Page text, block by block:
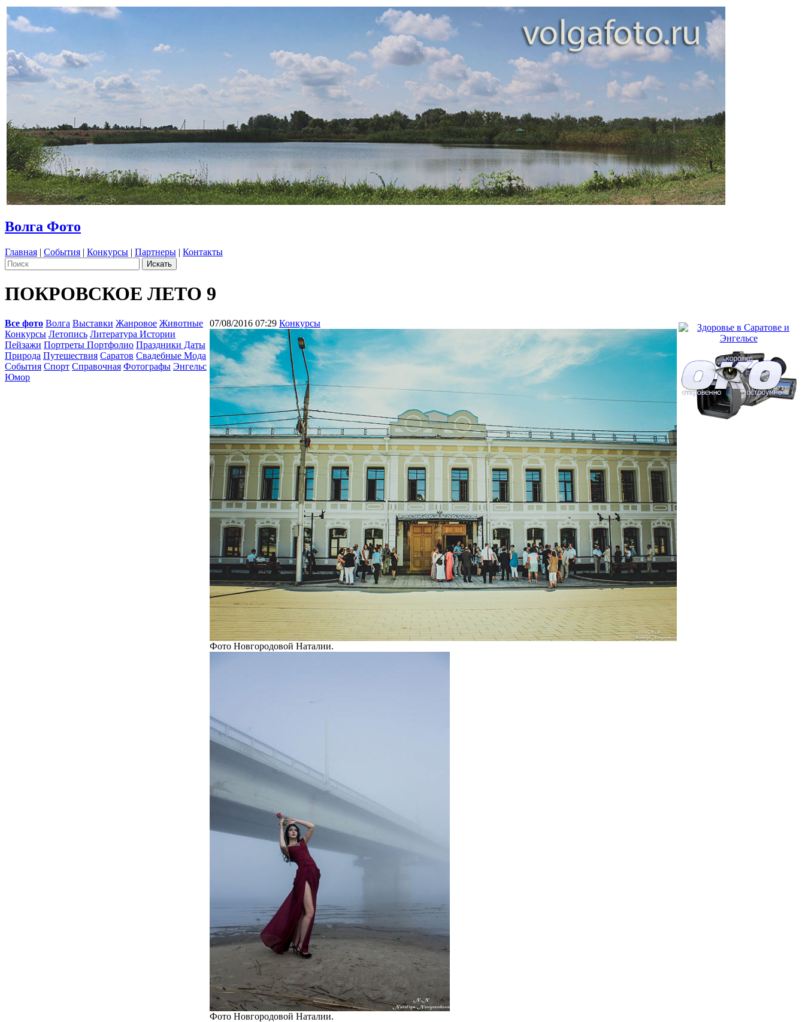
Волга Фото
Главная | События | Конкурсы | Партнеры | Контакты
ПОКРОВСКОЕ ЛЕТО 9
Все фото Волга Выставки Жанровое Животные
Конкурсы Летопись Литература Истории
Пейзажи Портреты Портфолио Праздники Даты
Природа Путешествия Саратов Свадебные Мода
События Спорт Справочная Фотографы Энгельс
Юмор
07/08/2016 07:29 Конкурсы
Фото Новгородовой Наталии.
Фото Новгородовой Наталии.